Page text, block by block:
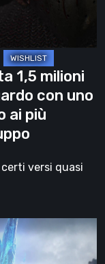
1,5 milioni
con uno
ai più
versi quasi